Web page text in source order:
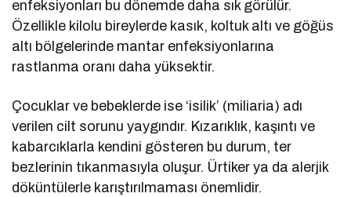
enfeksiyonları bu dönemde daha sık görülür.
Özellikle kilolu bireylerde kasık, koltuk altı ve göğüs
altı bölgelerinde mantar enfeksiyonlarına
rastlanma oranı daha yüksektir.
Çocuklar ve bebeklerde ise ‘isilik’ (miliaria) adı
verilen cilt sorunu yaygındır. Kızarıklık, kaşıntı ve
kabarcıklarla kendini gösteren bu durum, ter
bezlerinin tıkanmasıyla oluşur. Ürtiker ya da alerjik
döküntülerle karıştırılmaması önemlidir.